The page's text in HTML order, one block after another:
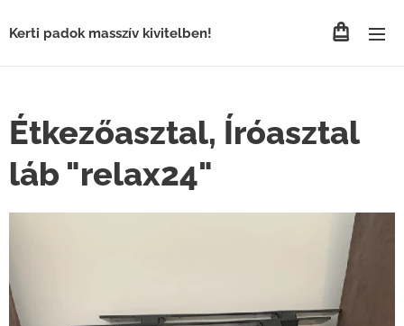
Kerti padok masszív kivitelben!
Étkezőasztal, Íróasztal
láb "relax24"